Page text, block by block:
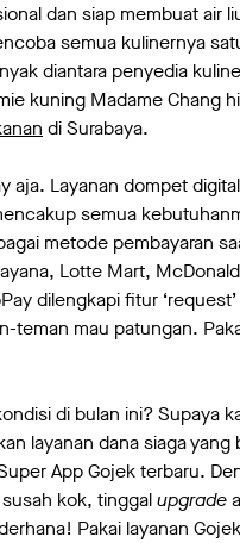
dan siap membuat air
semua kulinernya
diantara penyedia
kuning Madame Chang
di Surabaya.
aja. Layanan dompet
semua
metode pembayaran
Lotte Mart,
dilengkapi fitur
teman mau patungan.
di bulan ini? Supaya
layanan dana siaga yang
App Gojek terbaru.
kok, tinggalupgrade
Pakai layanan